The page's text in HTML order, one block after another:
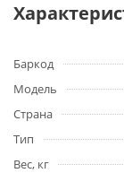
Баркод
Модель
Страна
Тип
Вес, кг